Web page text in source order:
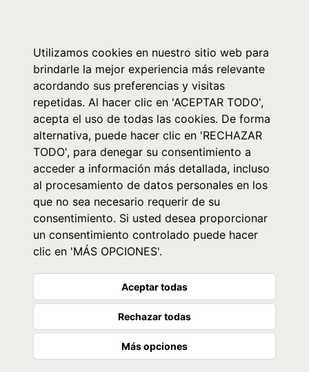
Utilizamos cookies en nuestro sitio web para
brindarle la mejor experiencia más relevante
acordando sus preferencias y visitas
repetidas. Al hacer clic en 'ACEPTAR TODO',
acepta el uso de todas las cookies. De forma
alternativa, puede hacer clic en 'RECHAZAR
TODO', para denegar su consentimiento a
acceder a información más detallada, incluso
al procesamiento de datos personales en los
que no sea necesario requerir de su
consentimiento. Si usted desea proporcionar
un consentimiento controlado puede hacer
clic en 'MÁS OPCIONES'.
Aceptar todas
Rechazar todas
Más opciones